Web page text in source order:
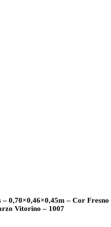
0,70×0,46×0,45m – Cor Fresno
Vitorino – 1007